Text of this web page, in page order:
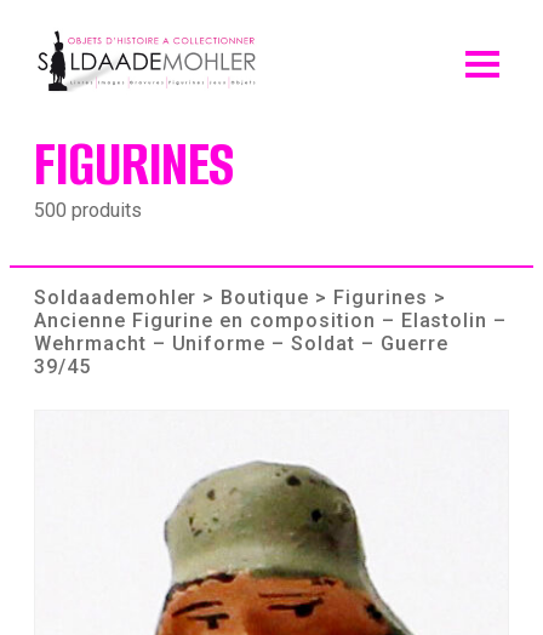
content
FIGURINES
500 produits
Soldaademohler > Boutique > Figurines >
Ancienne Figurine en composition – Elastolin –
Wehrmacht – Uniforme – Soldat – Guerre
39/45